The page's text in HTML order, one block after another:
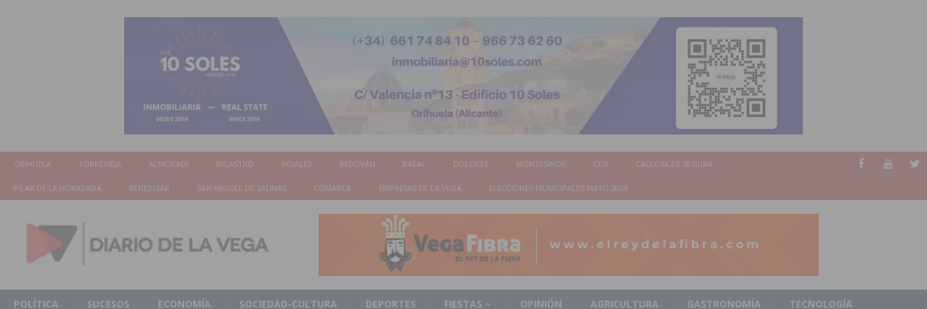
ORIHUELA TORREVIEJA ALMORADÍ BIGASTRO ROJALES REDOVÁN RAFAL DOLORES MONTESINOS COX CALLOSA DE SEGURA
PILAR DE LA HORADADA BENEJUZAR SAN MIGUEL DE SALINAS COMARCA EMPRESAS DE LA VEGA ELECCIONES MUNICIPALES MAYO 2023
POLÍTICA SUCESOS ECONOMÍA SOCIEDAD-CULTURA DEPORTES FIESTAS OPINIÓN AGRICULTURA GASTRONOMÍA TECNOLOGÍA